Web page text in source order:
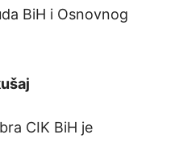
BiH i Osnovnog
CIK BiH je